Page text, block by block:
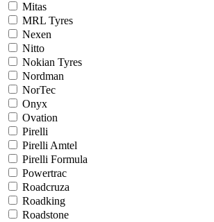
Mitas
MRL Tyres
Nexen
Nitto
Nokian Tyres
Nordman
NorTec
Onyx
Ovation
Pirelli
Pirelli Amtel
Pirelli Formula
Powertrac
Roadcruza
Roadking
Roadstone